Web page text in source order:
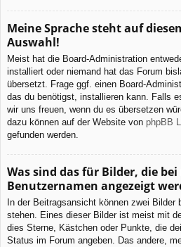
Meine Sprache steht auf
Auswahl!
Meist hat die Board-Administration
installiert oder niemand hat das Forum
übersetzt. Frage ggf. einen Board-
das du benötigst, installieren kann. Falls
wir uns freuen, wenn du es übersetzen
dazu können auf der Website von phpBB
gefunden werden.
Was sind das für Bilder, die
Benutzernamen angezeigt
In der Beitragsansicht können zwei Bilder
stehen. Eines dieser Bilder ist meist mit
dies Sterne, Kästchen oder Punkte, die
Status im Forum angeben. Das andere,